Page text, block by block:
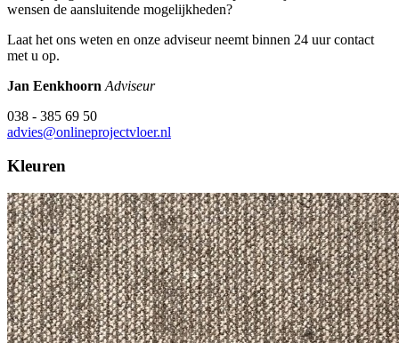
wensen de aansluitende mogelijkheden?
Laat het ons weten en onze adviseur neemt binnen 24 uur contact
met u op.
Jan Eenkhoorn Adviseur
038 - 385 69 50
advies@onlineprojectvloer.nl
Kleuren